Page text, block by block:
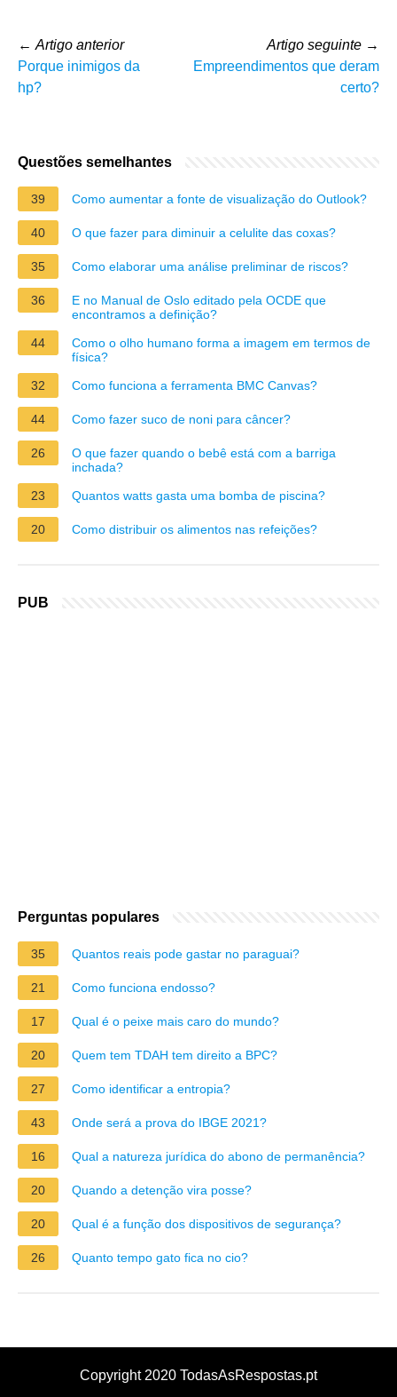
← Artigo anterior
Porque inimigos da
hp?
Artigo seguinte →
Empreendimentos que deram
certo?
Questões semelhantes
39 Como aumentar a fonte de visualização do Outlook?
40 O que fazer para diminuir a celulite das coxas?
35 Como elaborar uma análise preliminar de riscos?
36
E no Manual de Oslo editado pela OCDE que
encontramos a definição?
44
Como o olho humano forma a imagem em termos de
física?
32
Como funciona a ferramenta BMC Canvas?
44 Como fazer suco de noni para câncer?
26
O que fazer quando o bebê está com a barriga
inchada?
23
Quantos watts gasta uma bomba de piscina?
20 Como distribuir os alimentos nas refeições?
PUB
Perguntas populares
35 Quantos reais pode gastar no paraguai?
21 Como funciona endosso?
17 Qual é o peixe mais caro do mundo?
20 Quem tem TDAH tem direito a BPC?
27 Como identificar a entropia?
43 Onde será a prova do IBGE 2021?
16 Qual a natureza jurídica do abono de permanência?
20 Quando a detenção vira posse?
20 Qual é a função dos dispositivos de segurança?
26 Quanto tempo gato fica no cio?
Copyright 2020 TodasAsRespostas.pt